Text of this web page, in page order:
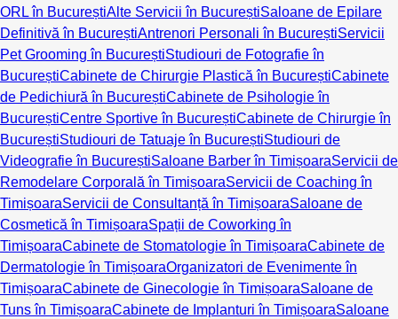
ORL în BucureștiAlte Servicii în BucureștiSaloane de Epilare
Definitivă în BucureștiAntrenori Personali în BucureștiServicii
Pet Grooming în BucureștiStudiouri de Fotografie în
BucureștiCabinete de Chirurgie Plastică în BucureștiCabinete
de Pedichiură în BucureștiCabinete de Psihologie în
BucureștiCentre Sportive în BucureștiCabinete de Chirurgie în
BucureștiStudiouri de Tatuaje în BucureștiStudiouri de
Videografie în BucureștiSaloane Barber în TimișoaraServicii de
Remodelare Corporală în TimișoaraServicii de Coaching în
TimișoaraServicii de Consultanță în TimișoaraSaloane de
Cosmetică în TimișoaraSpații de Coworking în
TimișoaraCabinete de Stomatologie în TimișoaraCabinete de
Dermatologie în TimișoaraOrganizatori de Evenimente în
TimișoaraCabinete de Ginecologie în TimișoaraSaloane de
Tuns în TimișoaraCabinete de Implanturi în TimișoaraSaloane